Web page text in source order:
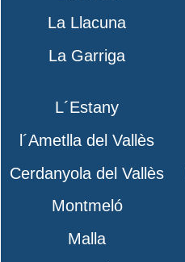
La Llacuna
La Garriga
L´Estany
l´Ametlla del Vallès
Cerdanyola del Vallès
Montmeló
Malla